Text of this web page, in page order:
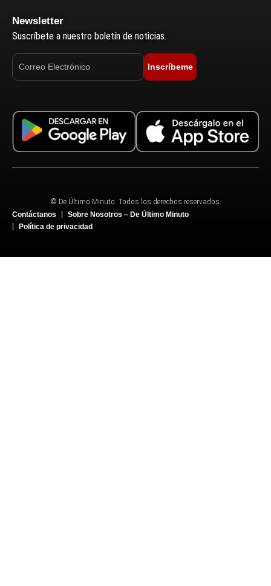
Newsletter
Suscríbete a nuestro boletín de noticias.
Inscríbeme
© De Último Minuto. Todos los derechos reservados.
Contáctanos
Sobre Nosotros – De Último Minuto
Política de privacidad